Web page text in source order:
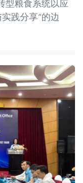
型粮食系统以应
践分享”的边